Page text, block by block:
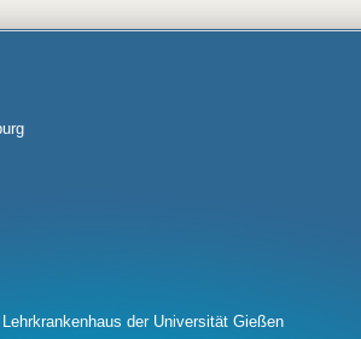
der Universität Gießen